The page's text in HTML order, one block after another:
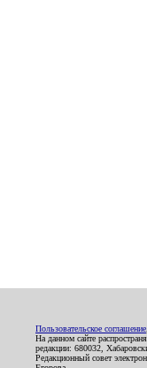
Пользовательское соглашение
На данном сайте
редакции: 680032,
Редакционный совет